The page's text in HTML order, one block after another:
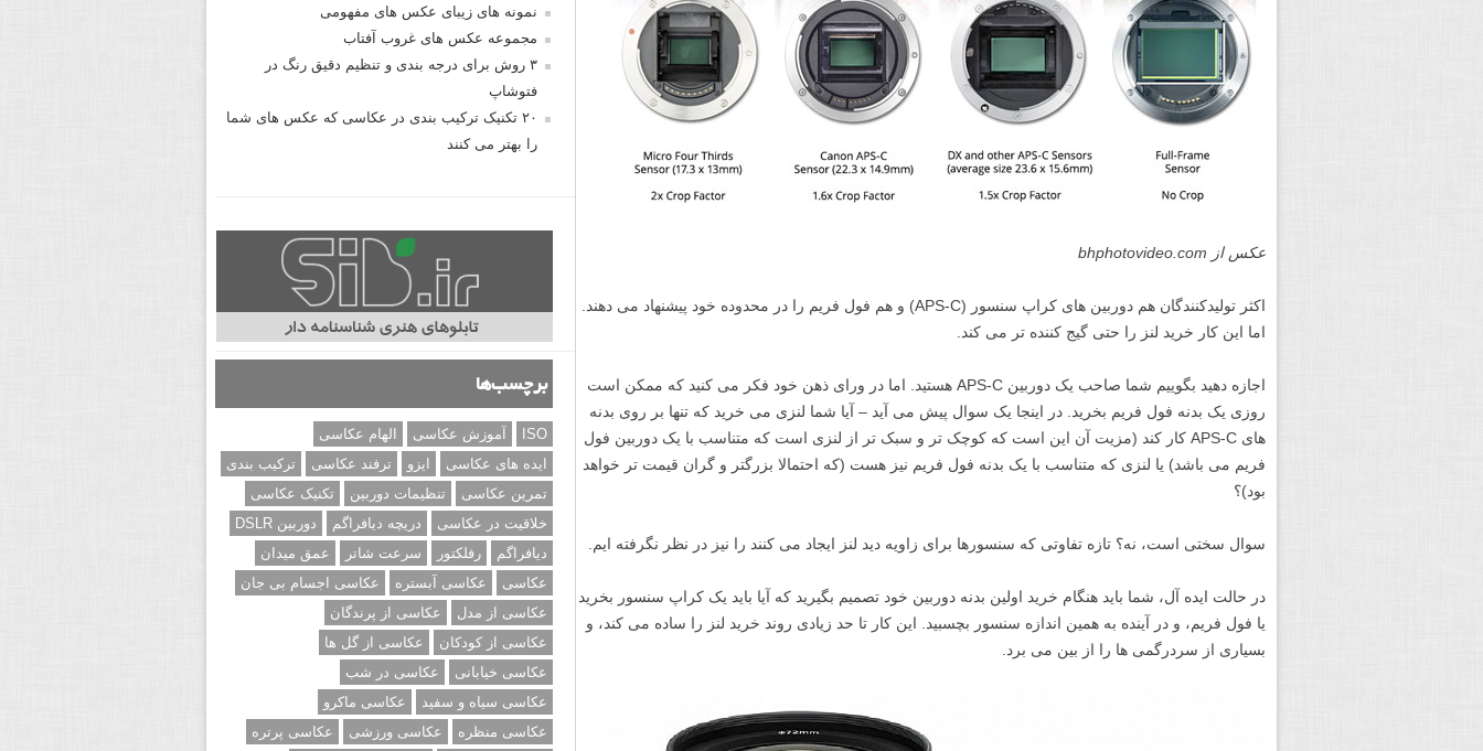
عکس از bhphotovideo.com
اکثر تولیدکنندگان هم دوربین های کراپ سنسور (APS-C) و هم فول فریم را در محدوده خود پیشنهاد می دهند.
اما این کار خرید لنز را حتی گیج کننده تر می کند.
اجازه دهید بگوییم شما صاحب یک دوربین APS-C هستید. اما در ورای ذهن خود فکر می کنید که ممکن است
روزی یک بدنه فول فریم بخرید. در اینجا یک سوال پیش می آید – آیا شما لنزی می خرید که تنها بر روی بدنه
های APS-C کار کند (مزیت آن این است که کوچک تر و سبک تر از لنزی است که متناسب با یک دوربین فول
فریم می باشد) یا لنزی که متناسب با یک بدنه فول فریم نیز هست (که احتمالا بزرگتر و گران قیمت تر خواهد
بود)؟
سوال سختی است، نه؟ تازه تفاوتی که سنسورها برای زاویه دید لنز ایجاد می کنند را نیز در نظر نگرفته ایم.
در حالت ایده آل، شما باید هنگام خرید اولین بدنه دوربین خود تصمیم بگیرید که آیا باید یک کراپ سنسور بخرید
یا فول فریم، و در آینده به همین اندازه سنسور بچسبید. این کار تا حد زیادی روند خرید لنز را ساده می کند، و
بسیاری از سردرگمی ها را از بین می برد.
نمونه های زیبای عکس های مفهومی
مجموعه عکس های غروب آفتاب
۳ روش برای درجه بندی و تنظیم دقیق رنگ در
فتوشاپ
۲۰ تکنیک ترکیب بندی در عکاسی که عکس های شما
را بهتر می کنند
برچسب‌ها
ISO آموزش عکاسی
الهام عکاسی
ایده های عکاسی
ایزو ترفند عکاسی
ترکیب بندی
تمرین عکاسی
تنظیمات دوربین
تکنیک عکاسی
خلاقیت در عکاسی
دریچه دیافراگم
دوربین DSLR
دیافراگم
رفلکتور سرعت شاتر
عمق میدان
عکاسی
عکاسی آبستره
عکاسی اجسام بی جان
عکاسی از مدل
عکاسی از پرندگان
عکاسی از کودکان
عکاسی از گل ها
عکاسی خیابانی
عکاسی در شب
عکاسی سیاه و سفید
عکاسی ماکرو
عکاسی منظره
عکاسی ورزشی
عکاسی پرتره